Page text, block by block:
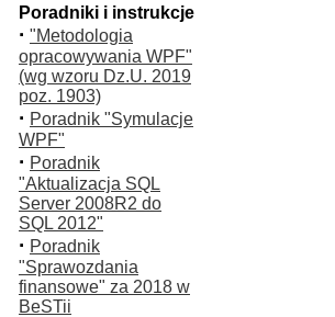
Poradniki i instrukcje
· "Metodologia
opracowywania WPF"
(wg wzoru Dz.U. 2019
poz. 1903)
· Poradnik "Symulacje
WPF"
· Poradnik
"Aktualizacja SQL
Server 2008R2 do
SQL 2012"
· Poradnik
"Sprawozdania
finansowe" za 2018 w
BeSTii